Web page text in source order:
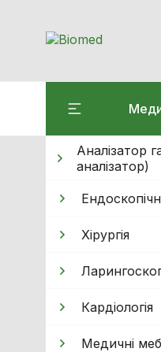
Аналізатор
аналізатор)
Хiрургiя
Кардiологiя
Медичні